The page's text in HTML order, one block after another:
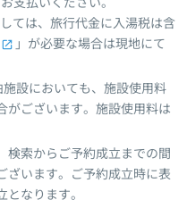
ては、旅行代金に入湯税は含
」が必要な場合は現地にて
設においても、施設使用料
がございます。施設使用料は
検索からご予約成立までの間
ざいます。ご予約成立時に表
なります。